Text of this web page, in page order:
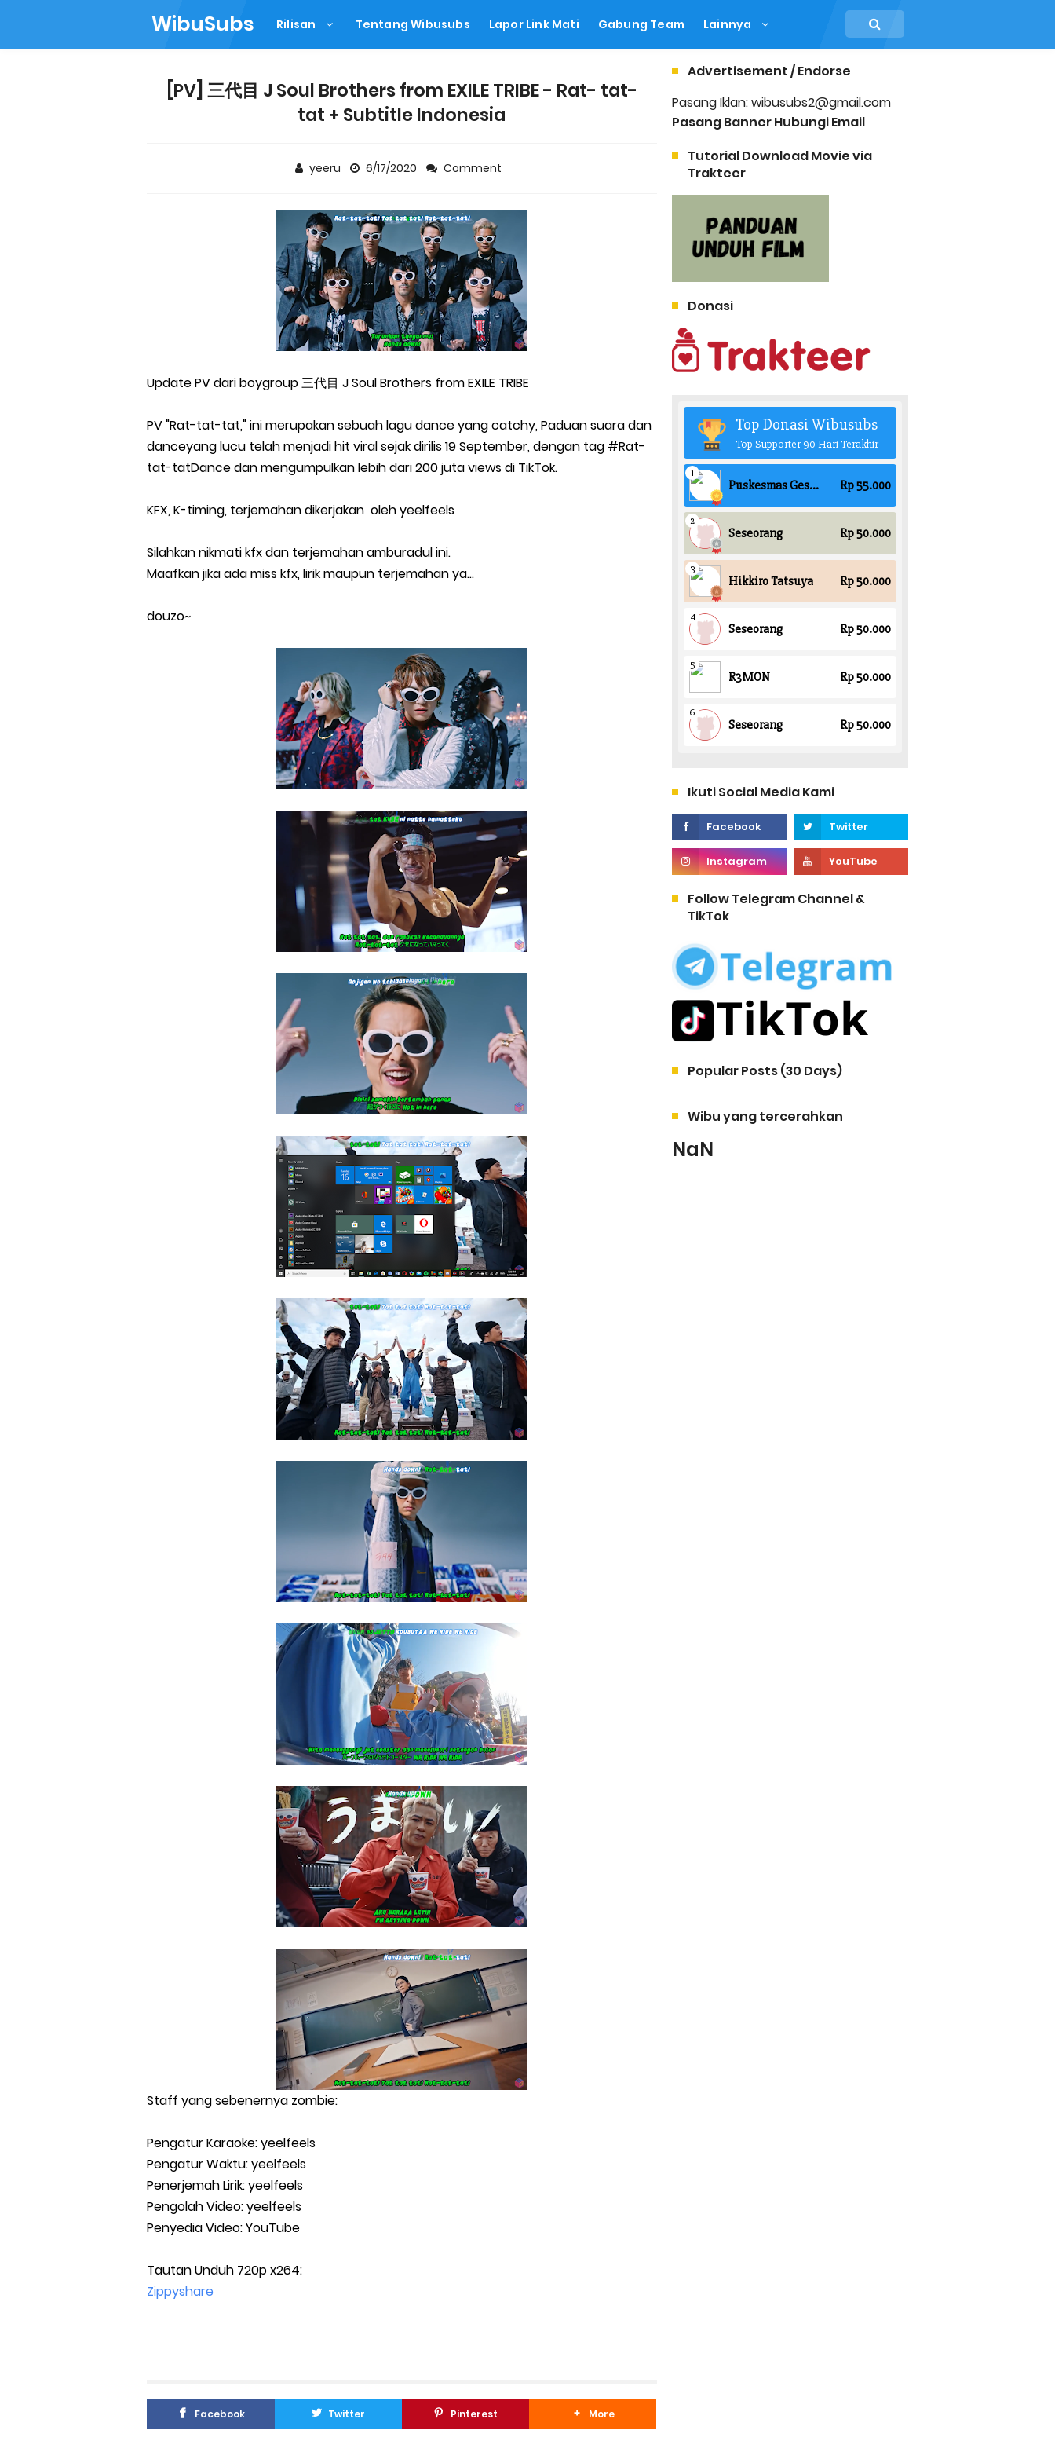
WibuSubs Rilisan Tentang Wibusubs Lapor Link Mati Gabung Team Lainnya
[PV] 三代目 J Soul Brothers from EXILE TRIBE - Rat- tat-
tat + Subtitle Indonesia
yeeru 6/17/2020 Comment
Update PV dari boygroup 三代目 J Soul Brothers from EXILE TRIBE
PV "Rat-tat-tat," ini merupakan sebuah lagu dance yang catchy, Paduan suara dan
danceyang lucu telah menjadi hit viral sejak dirilis 19 September, dengan tag #Rat-
tat-tatDance dan mengumpulkan lebih dari 200 juta views di TikTok.
KFX, K-timing, terjemahan dikerjakan oleh yeelfeels
Silahkan nikmati kfx dan terjemahan amburadul ini.
Maafkan jika ada miss kfx, lirik maupun terjemahan ya...
douzo~
Staff yang sebenernya zombie:
Pengatur Karaoke: yeelfeels
Pengatur Waktu: yeelfeels
Penerjemah Lirik: yeelfeels
Pengolah Video: yeelfeels
Penyedia Video: YouTube
Tautan Unduh 720p x264:
Zippyshare
Facebook Twitter Pinterest More
Advertisement / Endorse
Pasang Iklan: wibusubs2@gmail.com
Pasang Banner Hubungi Email
Tutorial Download Movie via
Trakteer
Donasi
Ikuti Social Media Kami
Follow Telegram Channel &
TikTok
Popular Posts (30 Days)
Wibu yang tercerahkan
NaN